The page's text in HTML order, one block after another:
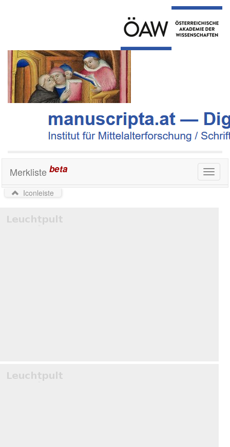
Toggle
Merkliste beta
Iconleiste